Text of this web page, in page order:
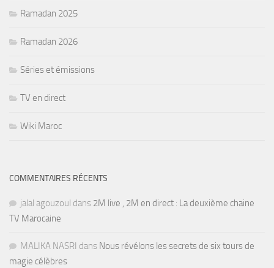
Ramadan 2025
Ramadan 2026
Séries et émissions
TV en direct
Wiki Maroc
COMMENTAIRES RÉCENTS
jalal agouzoul dans 2M live , 2M en direct : La deuxième chaine
TV Marocaine
MALIKA NASRI dans Nous révélons les secrets de six tours de
magie célèbres